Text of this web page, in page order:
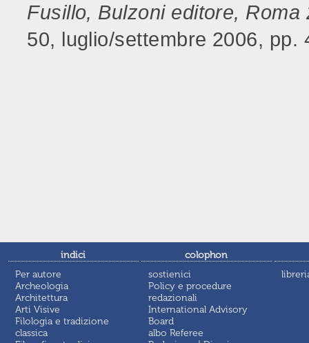
Fusillo, Bulzoni editore, Roma
50, luglio/settembre 2006, pp.
indici
Per autore
Archeologia
Architettura
Arti Visive
Filologia e tradizione
classica
colophon
sostienici
Policy e procedure
redazionali
International Advisory
Board
albo Referee